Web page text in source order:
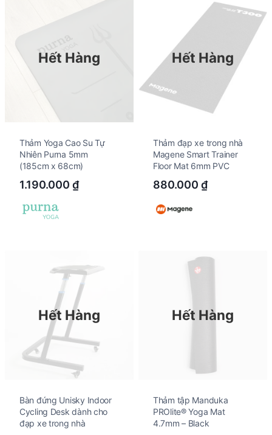
Hết Hàng
Thảm Yoga Cao Su Tự
Nhiên Purna 5mm
(185cm x 68cm)
1.190.000 ₫
Hết Hàng
Thảm đạp xe trong nhà
Magene Smart Trainer
Floor Mat 6mm PVC
880.000 ₫
Hết Hàng
Bàn đứng Unisky Indoor
Cycling Desk dành cho
đạp xe trong nhà
Hết Hàng
Thảm tập Manduka
PROlite® Yoga Mat
4.7mm – Black